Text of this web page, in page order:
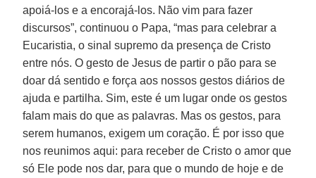
apoiá-los e a encorajá-los. Não vim para fazer
discursos”, continuou o Papa, “mas para celebrar a
Eucaristia, o sinal supremo da presença de Cristo
entre nós. O gesto de Jesus de partir o pão para se
doar dá sentido e força aos nossos gestos diários de
ajuda e partilha. Sim, este é um lugar onde os gestos
falam mais do que as palavras. Mas os gestos, para
serem humanos, exigem um coração. É por isso que
nos reunimos aqui: para receber de Cristo o amor que
só Ele pode nos dar, para que o mundo de hoje e de